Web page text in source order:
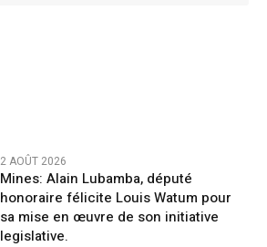
2 AOÛT 2026
Mines: Alain Lubamba, député
honoraire félicite Louis Watum pour
sa mise en œuvre de son initiative
legislative.